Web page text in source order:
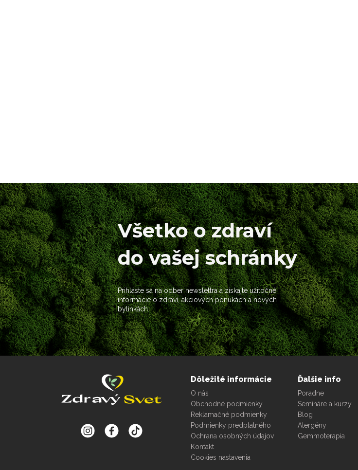
Všetko o zdraví
do vašej schránky
Prihláste sa na odber newslettra a získajte užitočné
informácie o zdraví, akciových ponukách a nových
bylinkách.
Dôležité informácie
O nás
Obchodné podmienky
Reklamačné podmienky
Podmienky predplatného
Ochrana osobných údajov
Kontakt
Cookies nastavenia
Ďalšie info
Poradne
Semináre a kurzy
Blog
Alergény
Gemmoterapia